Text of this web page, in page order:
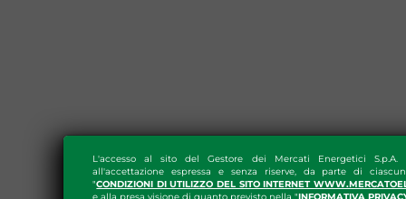
L'accesso al sito del Gestore dei Mercati Energetici S.p.A.
all'accettazione espressa e senza riserve, da parte di
"CONDIZIONI DI UTILIZZO DEL SITO INTERNET